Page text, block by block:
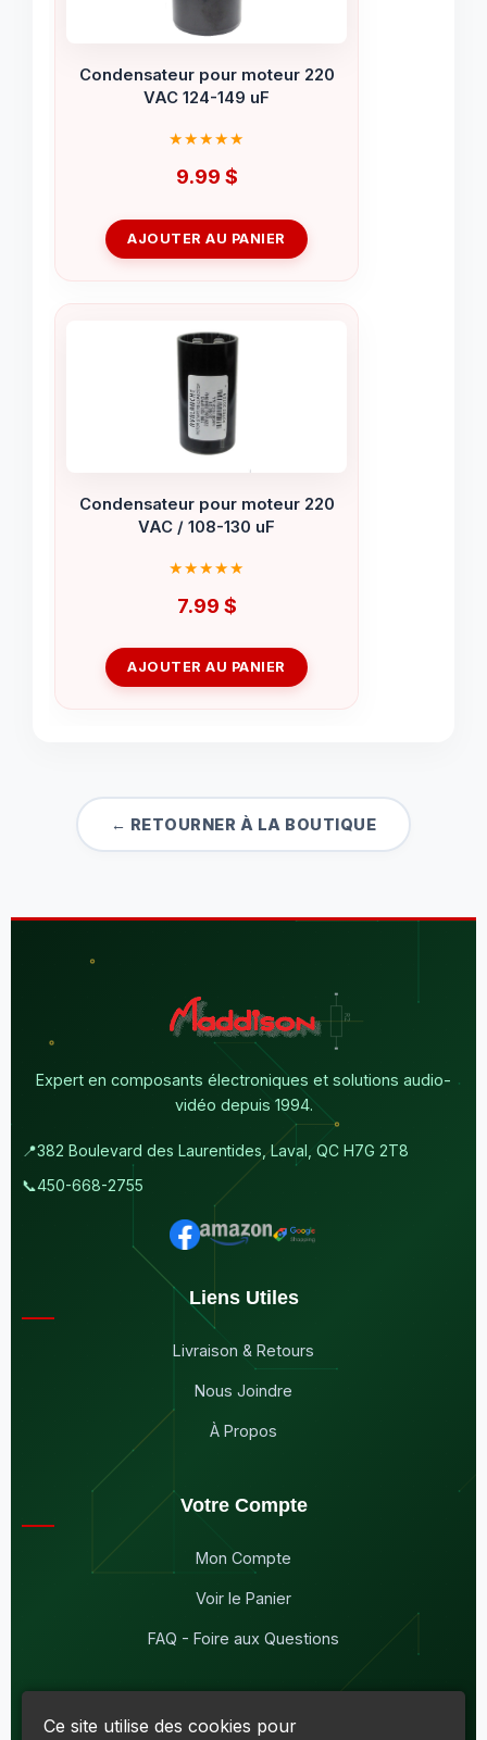
Condensateur pour moteur 220
VAC 124-149 uF
9.99 $
AJOUTER AU PANIER
Condensateur pour moteur 220
VAC / 108-130 uF
7.99 $
AJOUTER AU PANIER
← RETOURNER À LA BOUTIQUE
Expert en composants électroniques et solutions audio-
vidéo depuis 1994.
📍382 Boulevard des Laurentides, Laval, QC H7G 2T8
📞450-668-2755
Liens Utiles
Livraison & Retours
Nous Joindre
À Propos
Votre Compte
Mon Compte
Voir le Panier
FAQ - Foire aux Questions
Ce site utilise des cookies pour